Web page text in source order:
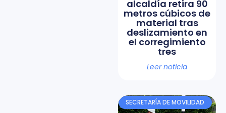
alcaldía retira 90
metros cúbicos de
material tras
deslizamiento en
el corregimiento
tres
Leer noticia
SECRETARÍA DE MOVILIDAD